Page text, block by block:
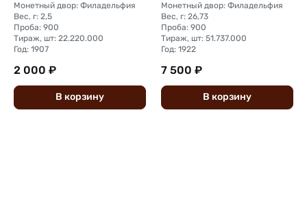
Монетный двор: Филадельфия
Вес, г: 2,5
Проба: 900
Тираж, шт: 22.220.000
Год: 1907
2 000 ₽
В корзину
Монетный двор: Филадельфия
Вес, г: 26,73
Проба: 900
Тираж, шт: 51.737.000
Год: 1922
7 500 ₽
В корзину